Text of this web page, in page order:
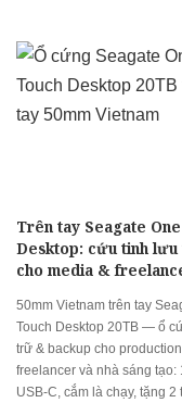
Trên tay Seagate
Desktop: cứu tinh
cho media &
50mm Vietnam trên tay
Touch Desktop 20TB — ổ
trữ & backup cho
freelancer và nhà sáng tạo:
USB-C, cắm là chạy, tặng 2